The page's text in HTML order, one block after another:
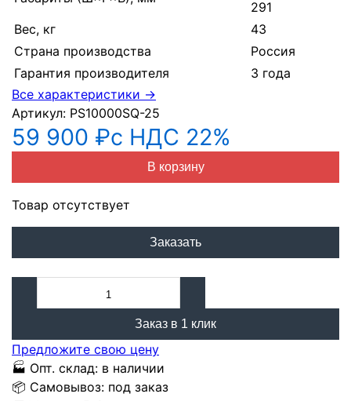
291
Вес, кг
43
Страна производства
Россия
Гарантия производителя
3 года
Все характеристики →
Артикул: PS10000SQ-25
59 900 ₽с НДС 22%
В корзину
Товар отсутствует
Заказать
Заказ в 1 клик
Предложите свою цену
🏭 Опт. склад: в наличии
📦 Самовывоз: под заказ